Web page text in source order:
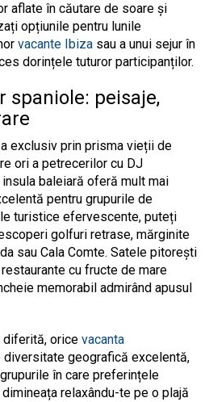
aflate în căutare de soare și
opțiunile pentru lunile
vacante Ibiza sau a unui sejur în
dorințele tuturor participanților.
spaniole: peisaje,
exclusiv prin prisma vieții de
ori a petrecerilor cu DJ
baleiară oferă mult mai
pentru grupurile de
turistice efervescente, puteți
golfuri retrase, mărginite
sau Cala Comte. Satele pitorești
cu fructe de mare
memorabil admirând apusul
diferită, orice vacanta
diversitate geografică excelentă,
în care preferințele
relaxându-te pe o plajă